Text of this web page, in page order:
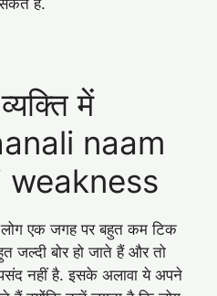
में
naam
लोग एक जगह पर बहुत कम टिक
जल्दी बोर हो जाते हैं और तो
नहीं है. इसके अलावा ये अपने